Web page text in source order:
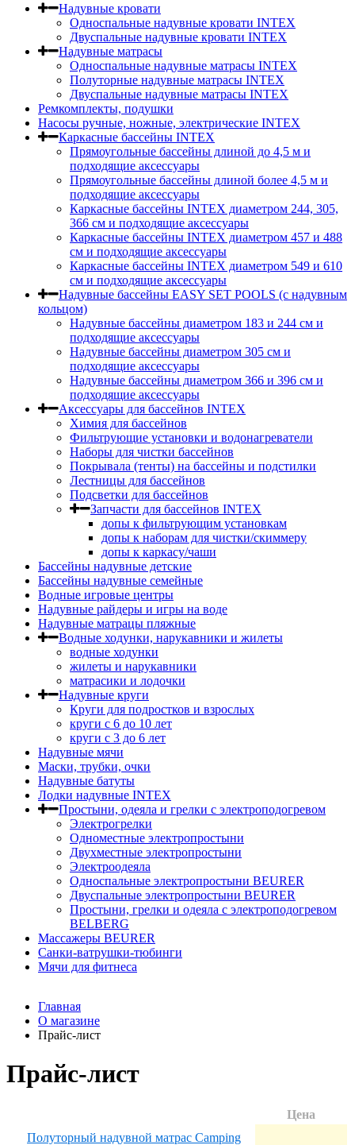
Надувные кровати
Односпальные надувные кровати INTEX
Двуспальные надувные кровати INTEX
Надувные матрасы
Односпальные надувные матрасы INTEX
Полуторные надувные матрасы INTEX
Двуспальные надувные матрасы INTEX
Ремкомплекты, подушки
Насосы ручные, ножные, электрические INTEX
Каркасные бассейны INTEX
Прямоугольные бассейны длиной до 4,5 м и
подходящие аксессуары
Прямоугольные бассейны длиной более 4,5 м и
подходящие аксессуары
Каркасные бассейны INTEX диаметром 244, 305,
366 см и подходящие аксессуары
Каркасные бассейны INTEX диаметром 457 и 488
cм и подходящие аксессуары
Каркасные бассейны INTEX диаметром 549 и 610
см и подходящие аксессуары
Надувные бассейны EASY SET POOLS (с надувным
кольцом)
Надувные бассейны диаметром 183 и 244 см и
подходящие аксессуары
Надувные бассейны диаметром 305 см и
подходящие аксессуары
Надувные бассейны диаметром 366 и 396 см и
подходящие аксессуары
Аксессуары для бассейнов INTEX
Химия для бассейнов
Фильтрующие установки и водонагреватели
Наборы для чистки бассейнов
Покрывала (тенты) на бассейны и подстилки
Лестницы для бассейнов
Подсветки для бассейнов
Запчасти для бассейнов INTEX
допы к фильтрующим установкам
допы к наборам для чистки/скиммеру
допы к каркасу/чаши
Бассейны надувные детские
Бассейны надувные семейные
Водные игровые центры
Надувные райдеры и игры на воде
Надувные матрацы пляжные
Водные ходунки, нарукавники и жилеты
водные ходунки
жилеты и нарукавники
матрасики и лодочки
Надувные круги
Круги для подростков и взрослых
круги с 6 до 10 лет
круги c 3 до 6 лет
Надувные мячи
Маски, трубки, очки
Надувные батуты
Лодки надувные INTEX
Простыни, одеяла и грелки с электроподогревом
Электрогрелки
Одноместные электропростыни
Двухместные электропростыни
Электроодеяла
Односпальные электропростыни BEURER
Двуспальные электропростыни BEURER
Простыни, грелки и одеяла с электроподогревом
BELBERG
Массажеры BEURER
Санки-ватрушки-тюбинги
Мячи для фитнеса
Главная
О магазине
Прайс-лист
Прайс-лист
Цена
Полуторный надувной матрас Camping